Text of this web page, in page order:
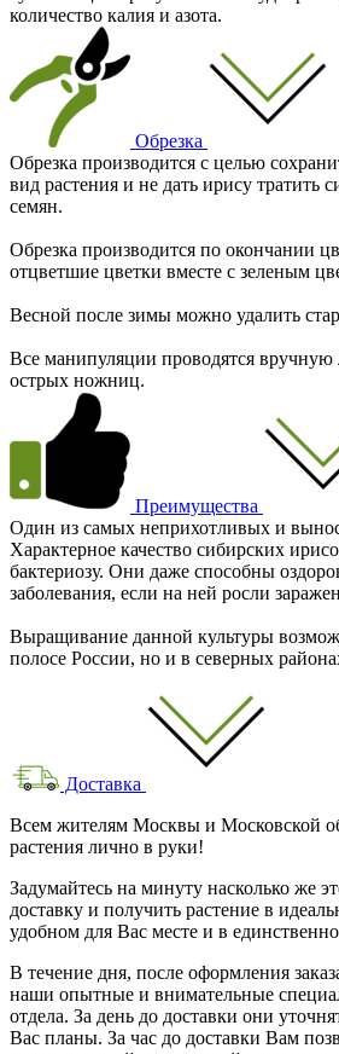
количество калия и азота.
Обрезка
Обрезка производится с целью
вид растения и не дать ирису тратить
семян.
Обрезка производится по окончании
отцветшие цветки вместе с зеленым
Весной после зимы можно удалить
Все манипуляции проводятся
острых ножниц.
Преимущества
Один из самых неприхотливых и
Характерное качество сибирских
бактериозу. Они даже способны
заболевания, если на ней росли
Выращивание данной культуры
полосе России, но и в северных
Доставка
Всем жителям Москвы и Московской
растения лично в руки!
Задумайтесь на минуту насколько же
доставку и получить растение в
удобном для Вас месте и в
В течение дня, после оформления
наши опытные и внимательные
отдела. За день до доставки они
Вас планы. За час до доставки Вам